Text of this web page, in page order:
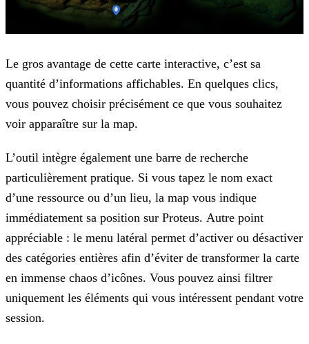
Le gros avantage de cette carte interactive, c’est sa
quantité d’informations affichables. En quelques clics,
vous pouvez choisir précisément ce que vous souhaitez
voir apparaître sur la map.
L’outil intègre également une barre de recherche
particulièrement pratique. Si vous tapez le nom exact
d’une ressource ou d’un lieu, la map vous indique
immédiatement sa position sur Proteus. Autre point
appréciable : le menu latéral permet d’activer ou désactiver
des catégories entières afin d’éviter de transformer la carte
en immense chaos d’icônes. Vous pouvez ainsi filtrer
uniquement les éléments qui vous intéressent pendant votre
session.